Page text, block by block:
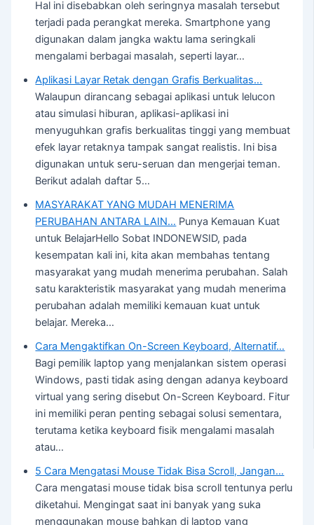
Hal ini disebabkan oleh seringnya masalah tersebut
terjadi pada perangkat mereka. Smartphone yang
digunakan dalam jangka waktu lama seringkali
mengalami berbagai masalah, seperti layar…
Aplikasi Layar Retak dengan Grafis Berkualitas…
Walaupun dirancang sebagai aplikasi untuk lelucon
atau simulasi hiburan, aplikasi-aplikasi ini
menyuguhkan grafis berkualitas tinggi yang membuat
efek layar retaknya tampak sangat realistis. Ini bisa
digunakan untuk seru-seruan dan mengerjai teman.
Berikut adalah daftar 5…
MASYARAKAT YANG MUDAH MENERIMA
PERUBAHAN ANTARA LAIN… Punya Kemauan Kuat
untuk BelajarHello Sobat INDONEWSID, pada
kesempatan kali ini, kita akan membahas tentang
masyarakat yang mudah menerima perubahan. Salah
satu karakteristik masyarakat yang mudah menerima
perubahan adalah memiliki kemauan kuat untuk
belajar. Mereka…
Cara Mengaktifkan On-Screen Keyboard, Alternatif…
Bagi pemilik laptop yang menjalankan sistem operasi
Windows, pasti tidak asing dengan adanya keyboard
virtual yang sering disebut On-Screen Keyboard. Fitur
ini memiliki peran penting sebagai solusi sementara,
terutama ketika keyboard fisik mengalami masalah
atau…
5 Cara Mengatasi Mouse Tidak Bisa Scroll, Jangan…
Cara mengatasi mouse tidak bisa scroll tentunya perlu
diketahui. Mengingat saat ini banyak yang suka
menggunakan mouse bahkan di laptop yang